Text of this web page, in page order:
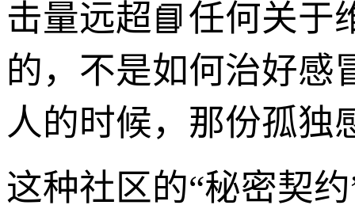
击量远超📘任何关于
的，不是如何治好感
人的时候，那份孤独
这种社区的“秘密契